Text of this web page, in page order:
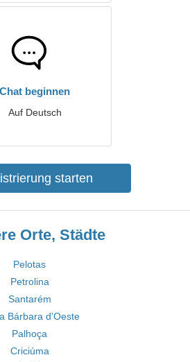
Chat beginnen
Auf Deutsch
starten
Orte, Städte
Pelotas
Petrolina
Santarém
Bárbara d'Oeste
Palhoça
Criciúma